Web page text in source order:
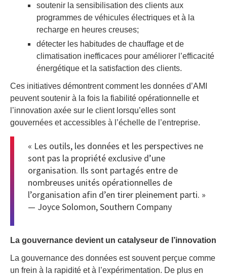
soutenir la sensibilisation des clients aux
programmes de véhicules électriques et à la
recharge en heures creuses;
détecter les habitudes de chauffage et de
climatisation inefficaces pour améliorer l’efficacité
énergétique et la satisfaction des clients.
Ces initiatives démontrent comment les données d’AMI
peuvent soutenir à la fois la fiabilité opérationnelle et
l’innovation axée sur le client lorsqu’elles sont
gouvernées et accessibles à l’échelle de l’entreprise.
« Les outils, les données et les perspectives ne
sont pas la propriété exclusive d’une
organisation. Ils sont partagés entre de
nombreuses unités opérationnelles de
l’organisation afin d’en tirer pleinement parti. »
— Joyce Solomon, Southern Company
La gouvernance devient un catalyseur de l’innovation
La gouvernance des données est souvent perçue comme
un frein à la rapidité et à l’expérimentation. De plus en